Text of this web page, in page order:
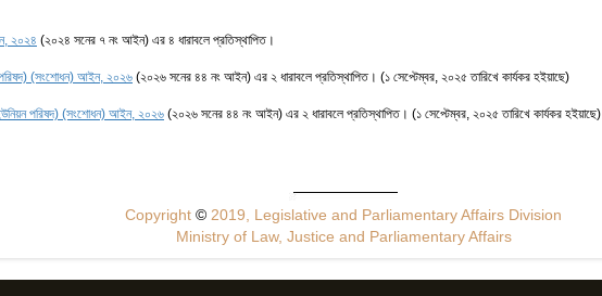
২০২৪ (২০২৪ সনের ৭ নং আইন) এর ৪ ধারাবলে প্রতিস্থাপিত।
পরিষদ) (সংশোধন) আইন, ২০২৬ (২০২৬ সনের ৪৪ নং আইন) এর ২ ধারাবলে প্রতিস্থাপিত। (১ সেপ্টেম্বর, ২০২৫ তারিখে কার্যকর হইয়াছে)
পরিষদ) (সংশোধন) আইন, ২০২৬ (২০২৬ সনের ৪৪ নং আইন) এর ২ ধারাবলে প্রতিস্থাপিত। (১ সেপ্টেম্বর, ২০২৫ তারিখে কার্যকর হইয়াছে)
Copyright © 2019, Legislative and Parliamentary Affairs Division
Ministry of Law, Justice and Parliamentary Affairs